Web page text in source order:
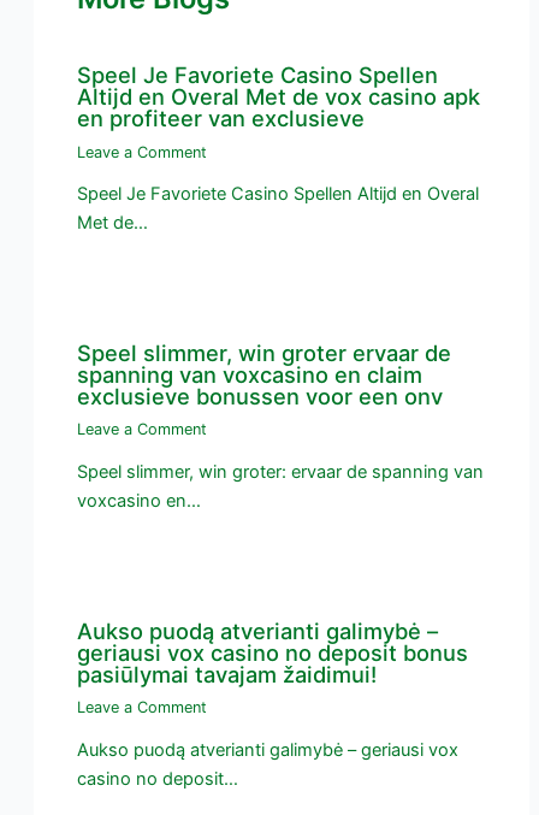
Speel Je Favoriete Casino Spellen
Altijd en Overal Met de vox casino apk
en profiteer van exclusieve
Leave a Comment
Speel Je Favoriete Casino Spellen Altijd en Overal
Met de…
Speel slimmer, win groter ervaar de
spanning van voxcasino en claim
exclusieve bonussen voor een onv
Leave a Comment
Speel slimmer, win groter: ervaar de spanning van
voxcasino en…
Aukso puodą atverianti galimybė –
geriausi vox casino no deposit bonus
pasiūlymai tavajam žaidimui!
Leave a Comment
Aukso puodą atverianti galimybė – geriausi vox
casino no deposit…